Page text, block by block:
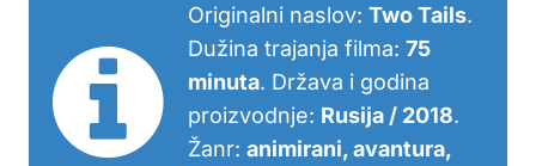
Originalni naslov: Two Tails.
Dužina trajanja filma: 75
minuta. Država i godina
proizvodnje: Rusija / 2018.
Žanr: animirani, avantura,